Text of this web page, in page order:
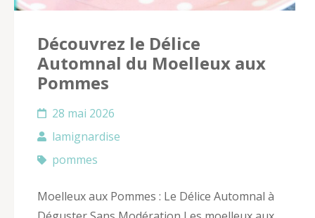
Découvrez le Délice
Automnal du Moelleux aux
Pommes
28 mai 2026
lamignardise
pommes
Moelleux aux Pommes : Le Délice Automnal à